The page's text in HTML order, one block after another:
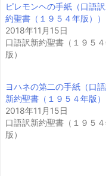
ピレモンヘの手紙（口語
約聖書（１９５４年版））
2018年11月15日
口語訳新約聖書（１９５
版）
ヨハネの第二の手紙（口
新約聖書（１９５４年版）
2018年11月15日
口語訳新約聖書（１９５
版）